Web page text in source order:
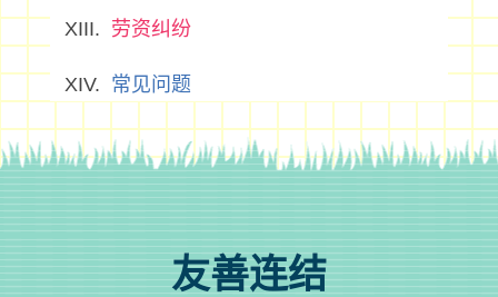
劳资纠纷
常见问题
友善连结